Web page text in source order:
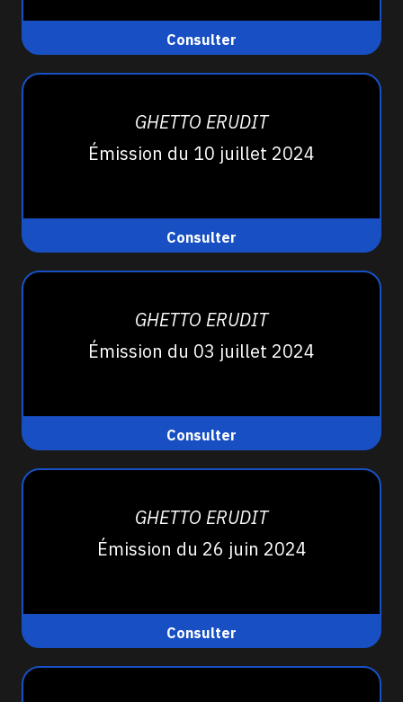
Consulter
GHETTO ERUDIT
Émission du 10 juillet 2024
Consulter
GHETTO ERUDIT
Émission du 03 juillet 2024
Consulter
GHETTO ERUDIT
Émission du 26 juin 2024
Consulter